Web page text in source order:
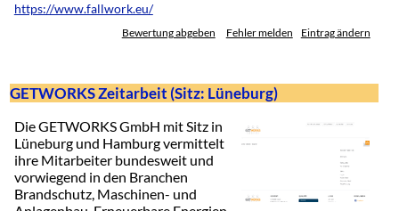
https://www.fallwork.eu/
Bewertung abgeben Fehler melden Eintrag ändern
GETWORKS Zeitarbeit (Sitz: Lüneburg)
Die GETWORKS GmbH mit Sitz in
Lüneburg und Hamburg vermittelt
ihre Mitarbeiter bundesweit und
vorwiegend in den Branchen
Brandschutz, Maschinen- und